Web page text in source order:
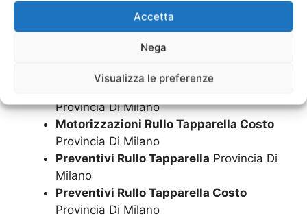
Accetta
Nega
Visualizza le preferenze
Provincia Di Milano
Montaggio Rullo Tapparella
Montaggio Rullo Tapparella Costo
Provincia Di Milano
Provincia Di Milano
Motorizzazioni Rullo Tapparella Costo
Provincia Di Milano
Preventivi Rullo Tapparella Provincia Di
Milano
Preventivi Rullo Tapparella Costo
Provincia Di Milano